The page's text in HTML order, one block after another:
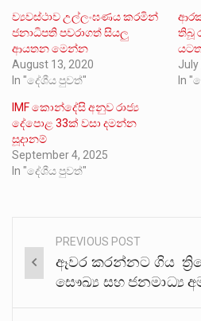
ව්‍යවස්ථාව උල්ලංඝණය කරමින්
ජනාධිපති පවරාගත් සියලු
ආයතන මෙන්න
August 13, 2020
In "දේශීය පුවත්"
තිබූ
July
In
IMF කොන්දේසි අනුව රාජ්‍ය
දේපොළ 33ක් වසා දමන්න
සූදානම්
September 4, 2025
In "දේශීය පුවත්"
Post
navigation
PREVIOUS POST
ඈවර කරන්නට ගිය
සෞඛ්‍ය සහ ජනමාධ්‍ය